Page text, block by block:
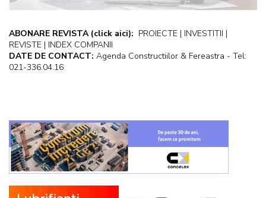
ABONARE REVISTA (click aici): PROIECTE | INVESTITII |
REVISTE | INDEX COMPANII
DATE DE CONTACT: Agenda Constructiilor & Fereastra - Tel:
021-336.04.16